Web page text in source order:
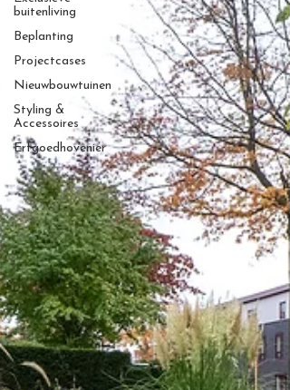
buitenliving
Beplanting
Projectcases
Nieuwbouwtuinen
Styling &
Accessoires
Erfgoedhovenier